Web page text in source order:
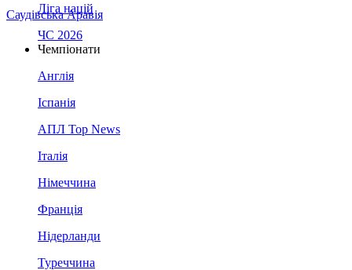
Саудівська Аравія
Ліга націй
ЧС 2026
Чемпіонати
Англія
Іспанія
АПЛ Top News
Італія
Німеччина
Франція
Нідерланди
Туреччина